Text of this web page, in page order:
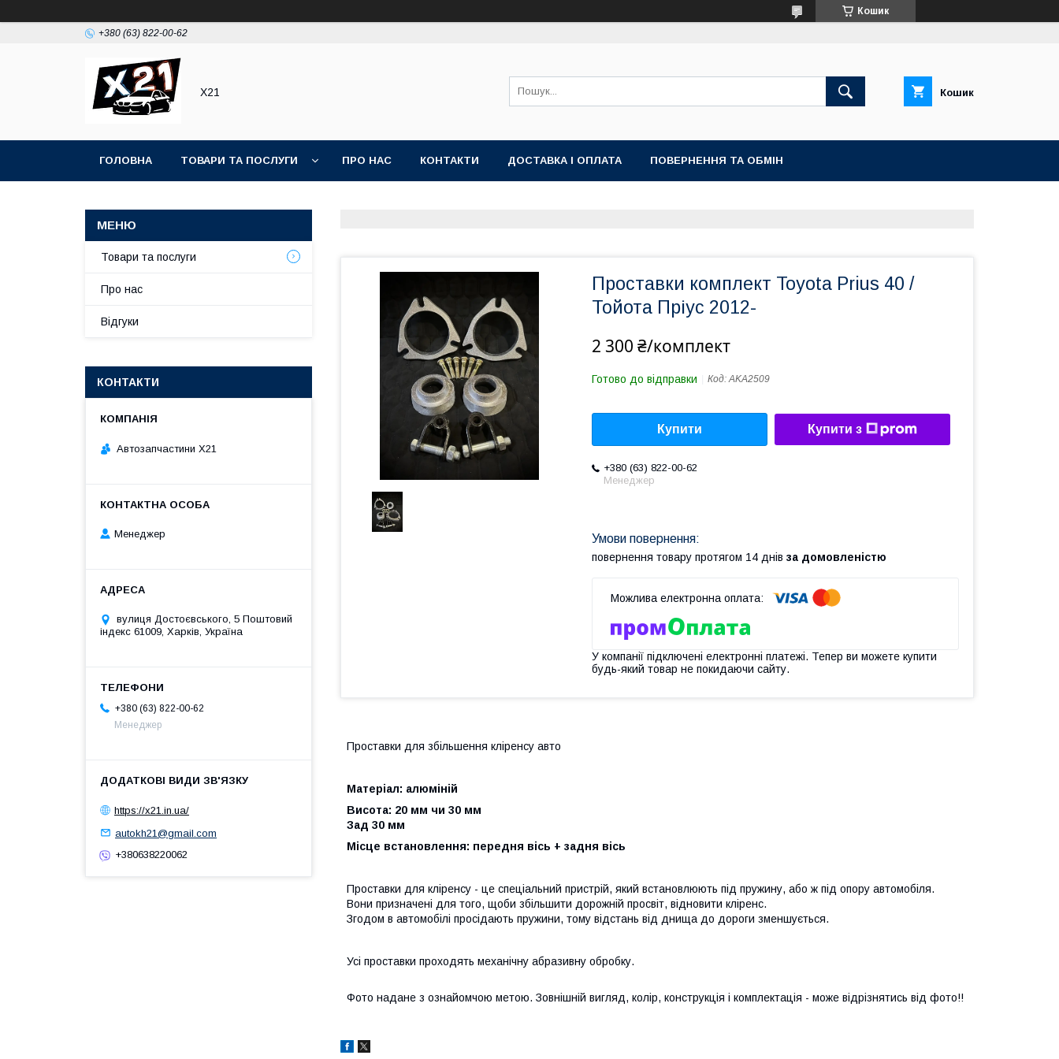
Кошик
+380 (63) 822-00-62
Х21 Кошик
ГОЛОВНА ТОВАРИ ТА ПОСЛУГИ ПРО НАС КОНТАКТИ ДОСТАВКА І ОПЛАТА ПОВЕРНЕННЯ ТА ОБМІН
Проставки комплект Toyota Prius 40 /
Тойота Пріус 2012-
2 300 ₴/комплект
Готово до відправки Код:AKA2509
Купити Купити з
+380 (63) 822-00-62
Менеджер
повернення товару протягом 14 днів за домовленістю
У компанії підключені електронні платежі. Тепер ви можете купити
будь-який товар не покидаючи сайту.
Проставки для збільшення кліренсу авто
Матеріал: алюміній
Висота: 20 мм чи 30 мм
Зад 30 мм
Місце встановлення: передня вісь + задня вісь
Проставки для кліренсу - це спеціальний пристрій, який встановлюють під пружину, або ж під опору автомобіля.
Вони призначені для того, щоби збільшити дорожній просвіт, відновити кліренс.
Згодом в автомобілі просідають пружини, тому відстань від днища до дороги зменшується.
Усі проставки проходять механічну абразивну обробку.
Фото надане з ознайомчою метою. Зовнішній вигляд, колір, конструкція і комплектація - може відрізнятись від фото!!
Товари та послуги
Про нас
Відгуки
КОНТАКТИ
Автозапчастини X21
Менеджер
вулиця Достоєвського, 5 Поштовий
індекс 61009, Харків, Україна
+380 (63) 822-00-62
Менеджер
https://x21.in.ua/
autokh21@gmail.com
+380638220062